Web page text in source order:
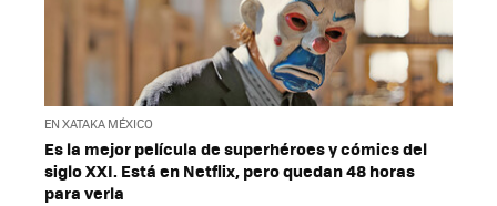
EN XATAKA MÉXICO
Es la mejor película de superhéroes y cómics del
siglo XXI. Está en Netflix, pero quedan 48 horas
para verla